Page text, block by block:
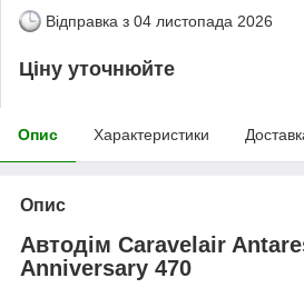
Відправка з 04 листопада 2026
Ціну уточнюйте
Опис Характеристики
Опис
Автодім Caravelair
Anniversary 470